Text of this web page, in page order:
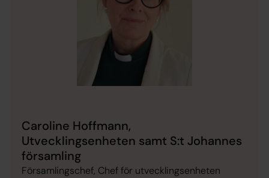
Caroline Hoffmann,
Utvecklingsenheten samt S:t Johannes
församling
Församlingschef, Chef för utvecklingsenheten